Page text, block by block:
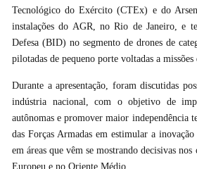
Tecnológico do Exército (CTEx) e do
instalações do AGR, no Rio de Janeiro, e
Defesa (BID) no segmento de drones de
pilotadas de pequeno porte voltadas a
Durante a apresentação, foram discutidas
indústria nacional, com o objetivo de
autônomas e promover maior independência
das Forças Armadas em estimular a
em áreas que vêm se mostrando decisivas
Europeu e no Oriente Médio.